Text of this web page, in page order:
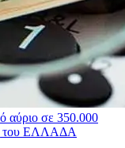
αύριο σε 350.000
ΕΛΛΑΔΑ